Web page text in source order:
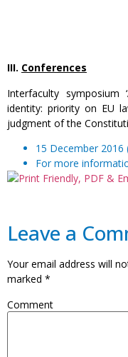
III. Conferences
Interfaculty symposium
identity: priority on EU
judgment of the
15 December 2016
For more
Leave a
Your email address will
marked *
Comment